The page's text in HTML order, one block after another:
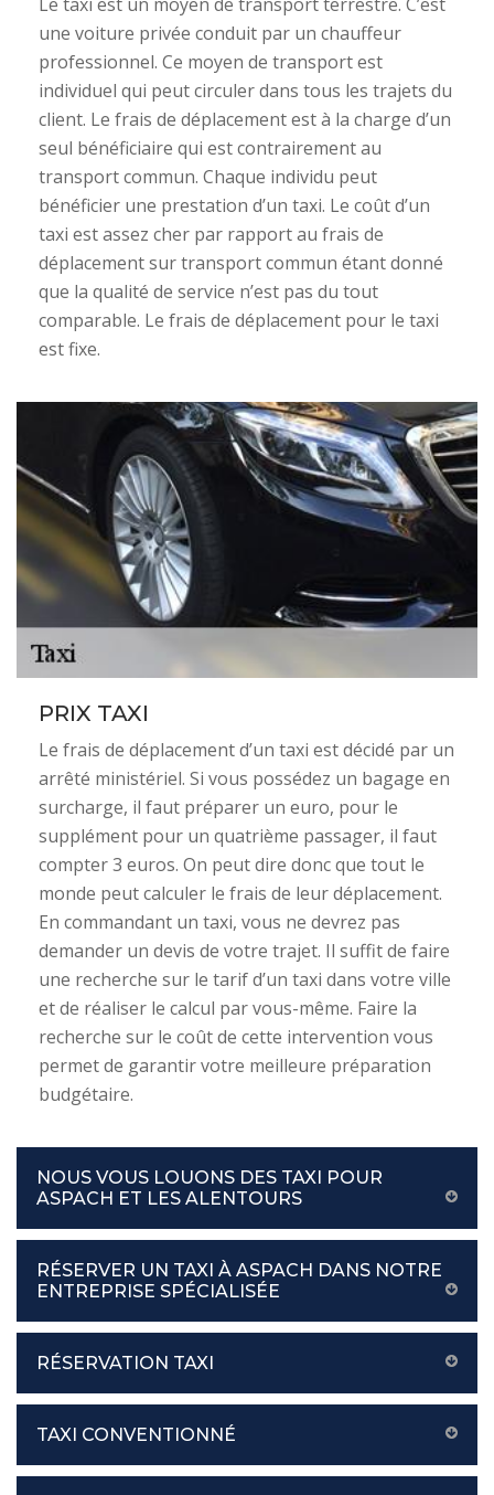
une voiture privée conduit par un chauffeur
professionnel. Ce moyen de transport est
individuel qui peut circuler dans tous les trajets du
client. Le frais de déplacement est à la charge d’un
seul bénéficiaire qui est contrairement au
transport commun. Chaque individu peut
bénéficier une prestation d’un taxi. Le coût d’un
taxi est assez cher par rapport au frais de
déplacement sur transport commun étant donné
que la qualité de service n’est pas du tout
comparable. Le frais de déplacement pour le taxi
est fixe.
PRIX TAXI
Le frais de déplacement d’un taxi est décidé par un
arrêté ministériel. Si vous possédez un bagage en
surcharge, il faut préparer un euro, pour le
supplément pour un quatrième passager, il faut
compter 3 euros. On peut dire donc que tout le
monde peut calculer le frais de leur déplacement.
En commandant un taxi, vous ne devrez pas
demander un devis de votre trajet. Il suffit de faire
une recherche sur le tarif d’un taxi dans votre ville
et de réaliser le calcul par vous-même. Faire la
recherche sur le coût de cette intervention vous
permet de garantir votre meilleure préparation
budgétaire.
NOUS VOUS LOUONS DES TAXI POUR
ASPACH ET LES ALENTOURS
RÉSERVER UN TAXI À ASPACH DANS NOTRE
ENTREPRISE SPÉCIALISÉE
RÉSERVATION TAXI
TAXI CONVENTIONNÉ